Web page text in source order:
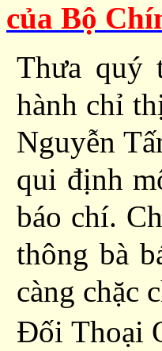
của Bộ
Thưa quý
hành chỉ
Nguyễn
qui định
báo chí.
thông bà
càng chặc
Đối Thoại